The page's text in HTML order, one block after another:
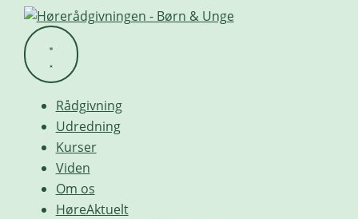
Videre
indhold
Rådgivning
Udredning
Kurser
Viden
Om os
HøreAktuelt